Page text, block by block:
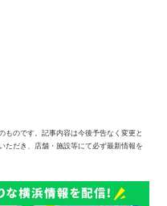
のです。記事内容は今後予告なく変更と
ただき、店舗・施設等にて必ず最新情報を